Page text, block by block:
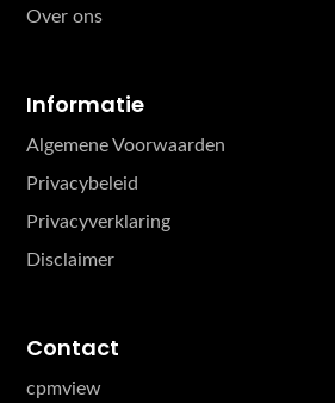
Over ons
Informatie
Algemene Voorwaarden
Privacybeleid
Privacyverklaring
Disclaimer
Contact
cpmview